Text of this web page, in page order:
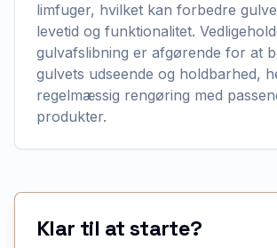
limfuger, hvilket kan forbedre
levetid og funktionalitet.
gulvafslibning er afgørende for at
gulvets udseende og holdbarhed,
regelmæssig rengøring med
produkter.
Klar til at starte?